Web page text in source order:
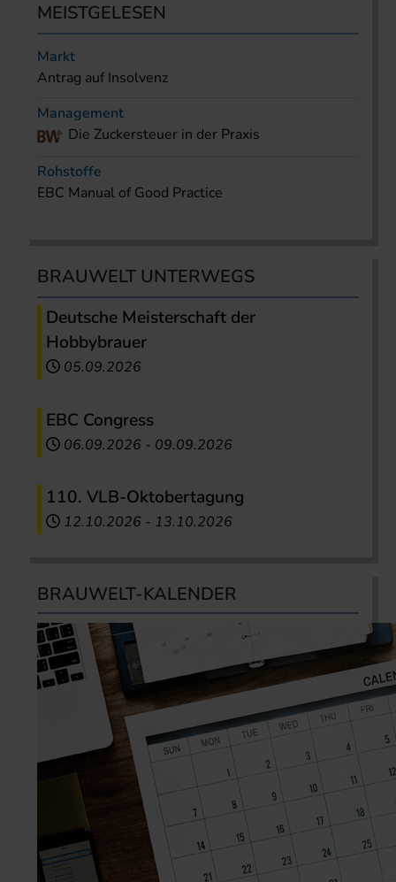
MEISTGELESEN
Markt
Antrag auf Insolvenz
Management
Die Zuckersteuer in der Praxis
Rohstoffe
EBC Manual of Good Practice
BRAUWELT UNTERWEGS
Deutsche Meisterschaft der
Hobbybrauer
05.09.2026
EBC Congress
06.09.2026 - 09.09.2026
110. VLB-Oktobertagung
12.10.2026 - 13.10.2026
BRAUWELT-KALENDER